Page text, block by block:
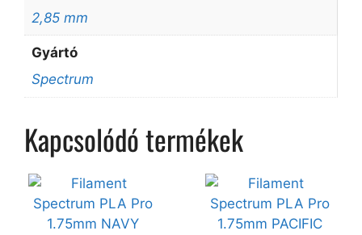
2,85 mm
Gyártó
Spectrum
Kapcsolódó termékek